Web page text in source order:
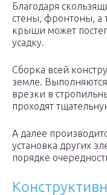
Благодаря
стены, фронтоны, а
крыши может
усадку.
Сборка всей
земле.
врезки в
проходят
А далее
установка других
порядке